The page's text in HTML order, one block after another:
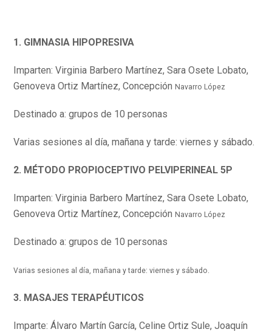
1. GIMNASIA HIPOPRESIVA
Imparten: Virginia Barbero Martínez, Sara Osete Lobato,
Genoveva Ortiz Martínez, Concepción Navarro López
Destinado a: grupos de 10 personas
Varias sesiones al día, mañana y tarde: viernes y sábado.
2. MÉTODO PROPIOCEPTIVO PELVIPERINEAL 5P
Imparten: Virginia Barbero Martínez, Sara Osete Lobato,
Genoveva Ortiz Martínez, Concepción Navarro López
Destinado a: grupos de 10 personas
Varias sesiones al día, mañana y tarde: viernes y sábado.
3. MASAJESTERAPÉUTICOS
Imparte: Álvaro Martín García, Celine Ortiz Sule, Joaquín